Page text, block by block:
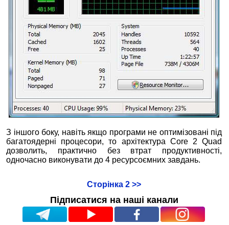
З іншого боку, навіть якщо програми не оптимізовані під
багатоядерні процесори, то архітектура Core 2 Quad
дозволить, практично без втрат продуктивності,
одночасно виконувати до 4 ресурсоємних завдань.
Сторінка 2 >>
Підписатися на наші канали